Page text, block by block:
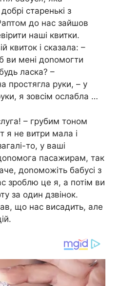
старенькі з
до нас зайшов
наші квитки.
квиток і сказала: –
ви мені доnомогти
ласка? –
простягла руки, – у
я зовсім ослабла …
– грубим тоном
я не витри мала і
то, у ваші
пасажирам, так
доnоможіть бабусі з
зроблю це я, а потім ви
за один дзвінок.
що нас висадить, але